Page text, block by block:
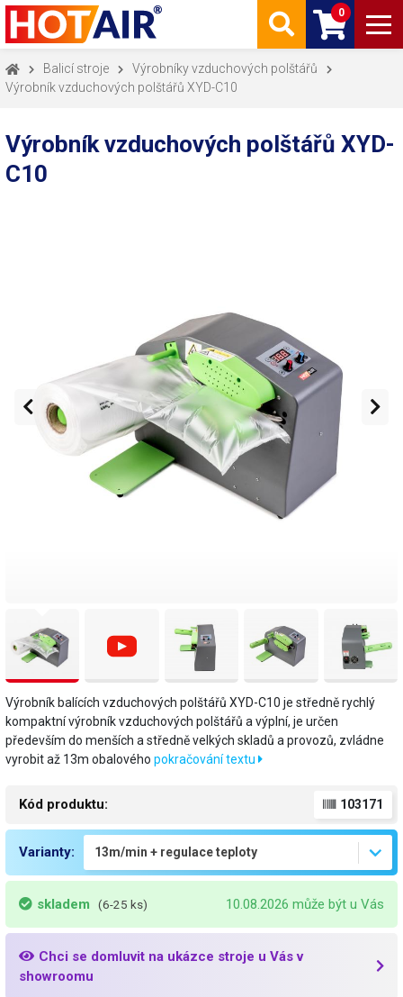
0
Balicí stroje
Výrobníky vzduchových polštářů
Výrobník vzduchových polštářů XYD-C10
Výrobník vzduchových polštářů XYD-
C10
Výrobník balících vzduchových polštářů XYD-C10 je středně rychlý
kompaktní výrobník vzduchových polštářů a výplní, je určen
především do menších a středně velkých skladů a provozů, zvládne
vyrobit až 13m obalového pokračování textu
Kód produktu: 103171
Varianty:
skladem (6-25 ks) 10.08.2026 může být u Vás
Chci se domluvit na ukázce stroje u Vás v
showroomu